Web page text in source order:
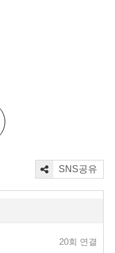
SNS공유
20회 연결